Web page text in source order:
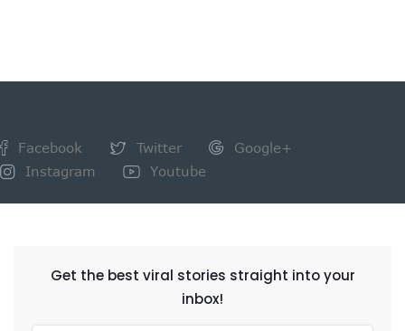
Facebook Twitter
Google+
Instagram
Youtube
Get the best viral stories straight into your
inbox!